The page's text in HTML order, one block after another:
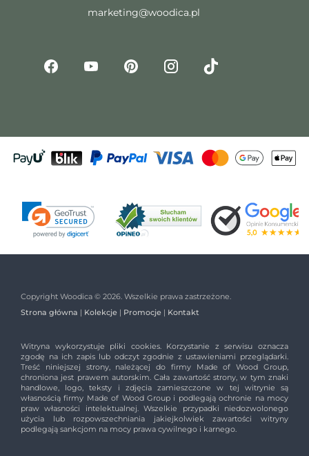
marketing@woodica.pl
Copyright Woodica © 2026. Wszelkie prawa zastrzeżone.
Strona główna | Kolekcje | Promocje | Kontakt
Witryna wykorzystuje pliki cookies. Korzystanie z serwisu oznacza
zgodę na ich zapis lub odczyt zgodnie z ustawieniami przeglądarki.
Treść niniejszej strony, należącej do firmy Made of Wood Group,
chroniona jest prawem autorskim. Cała zawartość strony, w tym znaki
handlowe, logo, teksty i zdjęcia zamieszczone w tej witrynie są
własnością firmy Made of Wood Group i podlegają ochronie na mocy
praw własności intelektualnej. Wszelkie przypadki niedozwolonego
użycia lub rozpowszechniania jakiejkolwiek zawartości witryny
podlegają sankcjom na mocy prawa cywilnego i karnego.